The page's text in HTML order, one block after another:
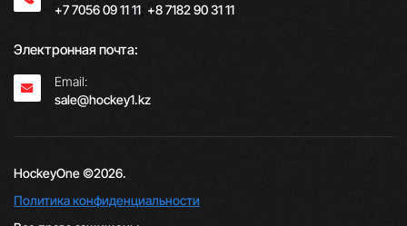
+7 7056 09 11 11; +8 7182 90 31 11
Электронная почта:
Email:
sale@hockey1.kz
HockeyOne ©2026.
Политика конфиденциальности